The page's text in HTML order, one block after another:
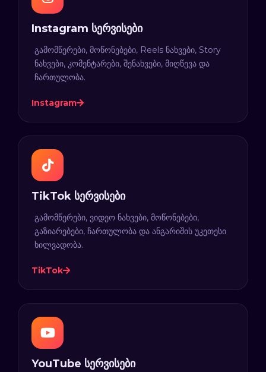
Instagram სერვისები
გამომწერები, მოწონებები, Reels ნახვები, Story
ნახვები, კომენტარები, შენახვები, მიღწევა და
ჩართულობა.
Instagram
TikTok სერვისები
გამომწერები, ვიდეო ნახვები, მოწონებები,
გაზიარებები, ჩართულობა და ანგარიშის უკეთესი
ხილვადობა.
TikTok
YouTube სერვისები